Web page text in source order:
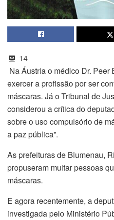
14
Na Áustria o médico Dr.
exercer a profissão por ser
máscaras. Já o Tribunal de
considerou a crítica do
sobre o uso compulsório de
a paz pública”.
As prefeituras de Blumenau,
propuseram multar pessoas
máscaras.
E agora recentemente, a
investigada pelo Ministério